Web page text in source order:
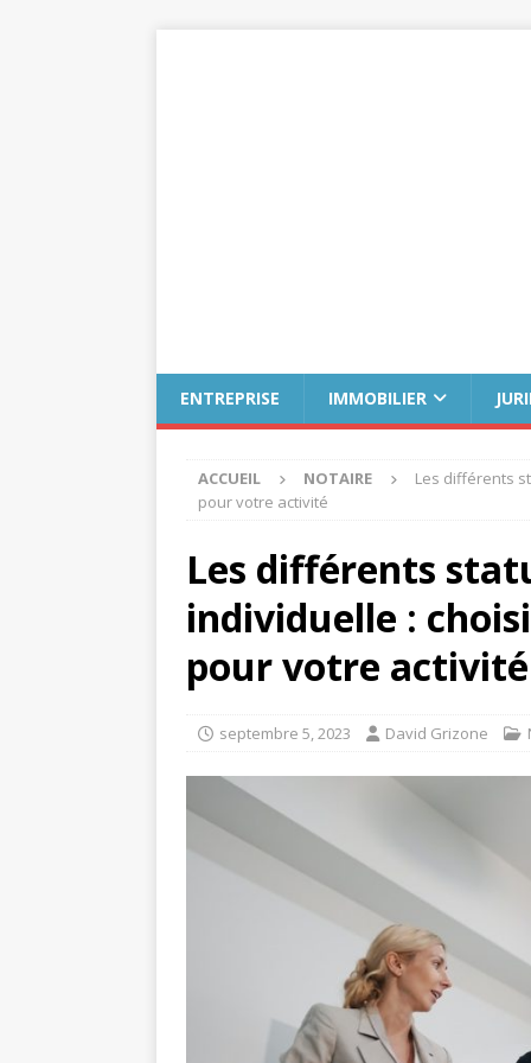
ENTREPRISE IMMOBILIER
ACCUEIL NOTAIRE
Les différents
pour votre activité
Les différents
individuelle :
pour votre activité
septembre 5, 2023 David Grizone